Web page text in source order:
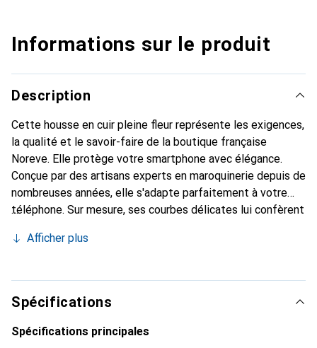
Informations sur le produit
Description
Cette housse en cuir pleine fleur représente les exigences,
la qualité et le savoir-faire de la boutique française
Noreve. Elle protège votre smartphone avec élégance.
Conçue par des artisans experts en maroquinerie depuis de
nombreuses années, elle s'adapte parfaitement à votre
téléphone. Sur mesure, ses courbes délicates lui confèrent
et incontournable de votre smartphone. Reconnaître à
marque Noreve est un choix sûr pour une clientèle
exigeante.
Afficher plus
Spécifications
Spécifications principales